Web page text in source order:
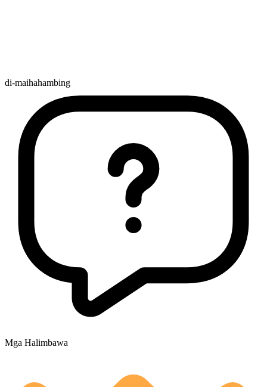
di-maihahambing
Mga Halimbawa